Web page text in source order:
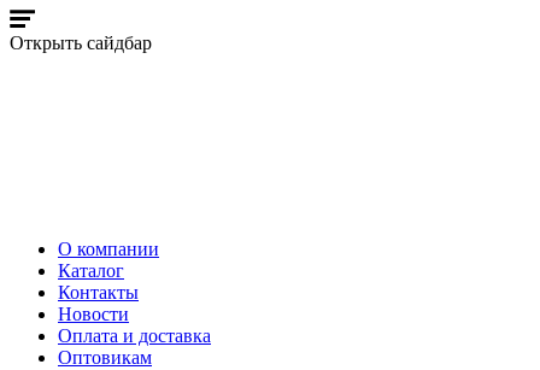
Открыть сайдбар
О компании
Каталог
Контакты
Новости
Оплата и доставка
Оптовикам